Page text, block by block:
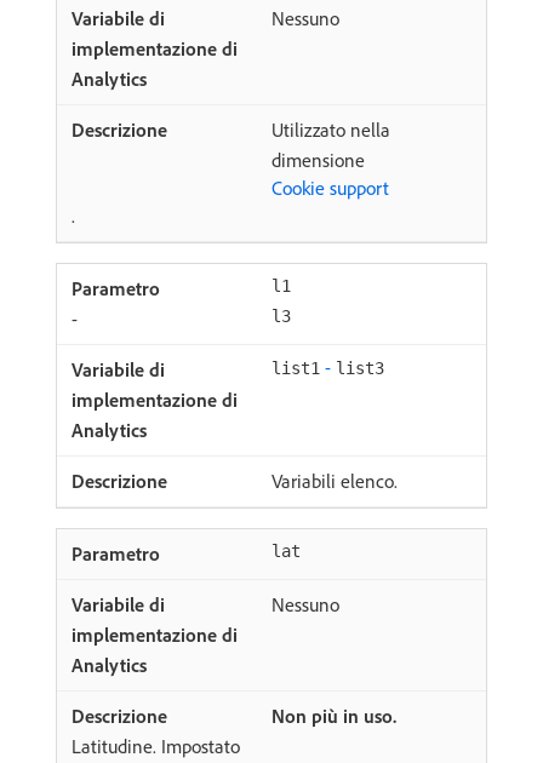
Nessuno
Utilizzato nella
dimensione
Cookie support
.
l1
- l3
list1 - list3
Variabili elenco.
lat
Nessuno
Non più in uso.
Latitudine. Impostato